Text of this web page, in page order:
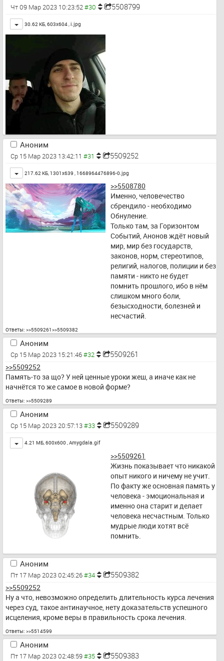
Чт 09 Мар 2023 10:23:52 5508799
Toggle
30.62 КБ, 603x604 ,i.jpg
Аноним
Ср 15 Мар 2023 13:42:11 5509252
Toggle
217.62 КБ, 1301x639 , 1668964476896-0.jpg
>>5508780
Именно, человечество
сбрендило - необходимо
Обнуление.
Только там, за Горизонтом
Событий, Анонов ждёт новый
мир, мир без государств,
законов, норм, стереотипов,
религий, налогов, полиции и без
памяти - никто не будет
помнить прошлого, ибо в нём
слишком много боли,
безысходности, болезней и
несчастий.
Ответы: >>5509261>>5509382
Аноним
Ср 15 Мар 2023 15:21:46 5509261
>>5509252
Память-то за що? У ней ценные уроки жеш, а иначе как не
начнётся то же самое в новой форме?
Ответы: >>5509289
Аноним
Ср 15 Мар 2023 20:57:13 5509289
Toggle
4.21 МБ, 600x600 ,Amygdala.gif
>>5509261
Жизнь показывает что никакой
опыт никого и ничему не учит.
По факту же основная память у
человека - эмоциональная и
именно она старит и делает
человека несчастным. Только
мудрые люди хотят всё
помнить.
Аноним
Пт 17 Мар 2023 02:45:26 5509382
>>5509252
Ну а что, невозможно определить длительность курса лечения
через суд, такое антинаучное, нету доказательств успешного
исцеления, кроме веры в правильность срока лечения.
Ответы: >>5514599
Аноним
Пт 17 Мар 2023 02:48:59 5509383